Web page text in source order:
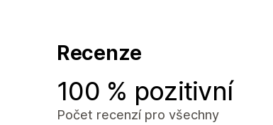
Recenze
100 % pozitivní
Počet recenzí pro všechny